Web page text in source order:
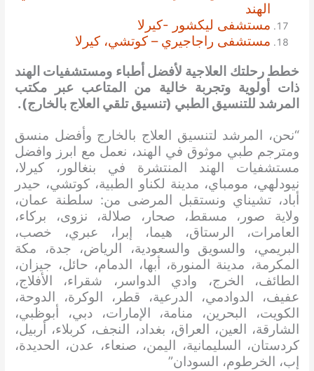
الهند
مستشفى ليكشور -كيرلا
مستشفى راجاجيري – كوتشي، كيرلا
خطط رحلتك العلاجية لأفضل أطباء ومستشفيات الهند
ذات أولوية وتجربة خالية من المتاعب عبر مكتب
المرشد للتنسيق الطبي (تنسيق تلقي العلاج بالخارج).
“نحن، المرشد لتنسيق العلاج بالخارج وأفضل منسق
ومترجم طبي موثوق في الهند، نعمل مع ابرز وافضل
مستشفيات الهند المنتشرة في بنغالور، كيرلا،
نيودلهي، مومباي، مدينة لكناو الطبية، كوتشي، حيدر
أباد، تشيناي ونستقبل المرضى من: سلطنة عمان،
ولاية صور، مسقط، صحار، صلالة، نزوى، بركاء،
العامرات، الرستاق، هيما، إبرا، عبري، خصب،
البريمي، والسويق والسعودية، الرياض، جدة، مكة
المكرمة، مدينة المنورة، أبها، الدمام، حائل، جيزان،
الطائف، الخرج، وادي الدواسر، شقراء، الأفلاج،
عفيف، الدوادمي، الدرعية، قطر، الوكرة، الدوحة،
الكويت، البحرين، منامة، الإمارات، دبي، أبوظبي،
الشارقة، العين، العراق، بغداد، النجف، كربلاء، أربيل،
كردستان، السليمانية، اليمن، صنعاء، عدن، الحديدة،
إب، الخرطوم، السودان”